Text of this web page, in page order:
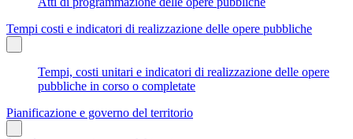
Tempi costi e indicatori di realizzazione delle opere pubbliche
Tempi, costi unitari e indicatori di realizzazione delle opere
pubbliche in corso o completate
Pianificazione e governo del territorio